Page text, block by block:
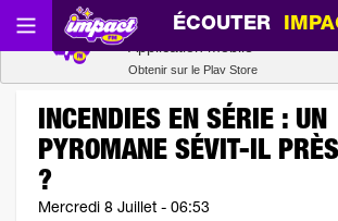
ÉCOUTER
INCENDIES EN SÉRIE : UN
PYROMANE SÉVIT-IL
?
Mercredi 8 Juillet - 06:53
Radio SCOOP
Obtenir sur le Play Store